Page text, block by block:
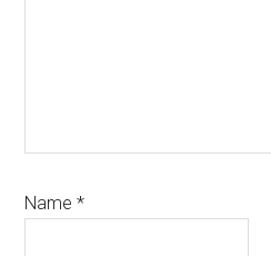
Name*